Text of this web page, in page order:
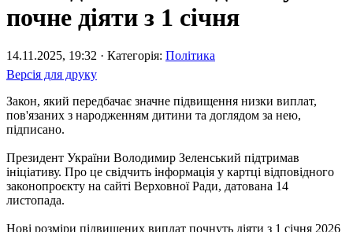
почне діяти з 1 січня
14.11.2025, 19:32 · Категорія: Політика
Версія для друку
Закон, який передбачає значне підвищення низки виплат,
пов'язаних з народженням дитини та доглядом за нею,
підписано.
Президент України Володимир Зеленський підтримав
ініціативу. Про це свідчить інформація у картці відповідного
законопроєкту на сайті Верховної Ради, датована 14
листопада.
Нові розміри підвищених виплат почнуть діяти з 1 січня 2026